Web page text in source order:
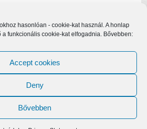
hasonlóan - cookie-kat használ. A honlap
funkcionális cookie-kat elfogadnia. Bővebben:
Accept cookies
Deny
Bővebben
. A sablont készítette:
WordPress